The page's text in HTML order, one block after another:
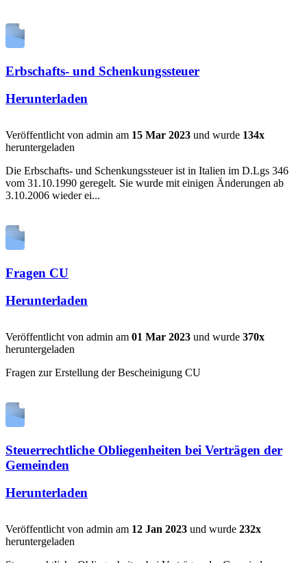
Erbschafts- und Schenkungssteuer
Herunterladen
Veröffentlicht von admin am 15 Mar 2023 und wurde 134x
heruntergeladen
Die Erbschafts- und Schenkungssteuer ist in Italien im D.Lgs 346
vom 31.10.1990 geregelt. Sie wurde mit einigen Änderungen ab
3.10.2006 wieder ei...
Fragen CU
Herunterladen
Veröffentlicht von admin am 01 Mar 2023 und wurde 370x
heruntergeladen
Fragen zur Erstellung der Bescheinigung CU
Steuerrechtliche Obliegenheiten bei Verträgen der
Gemeinden
Herunterladen
Veröffentlicht von admin am 12 Jan 2023 und wurde 232x
heruntergeladen